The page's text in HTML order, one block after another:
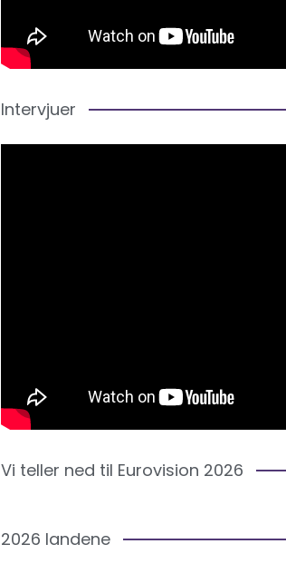
Intervjuer
Vi teller ned til Eurovision 2026
2026 landene